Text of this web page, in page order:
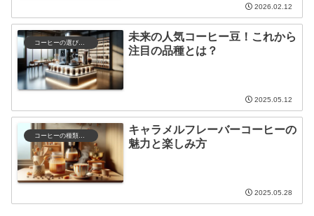
2026.02.12
未来の人気コーヒー豆！これから
注目の品種とは？
2025.05.12
キャラメルフレーバーコーヒーの
魅力と楽しみ方
2025.05.28